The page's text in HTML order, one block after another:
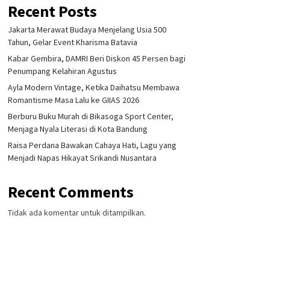
Recent Posts
Jakarta Merawat Budaya Menjelang Usia 500
Tahun, Gelar Event Kharisma Batavia
Kabar Gembira, DAMRI Beri Diskon 45 Persen bagi
Penumpang Kelahiran Agustus
Ayla Modern Vintage, Ketika Daihatsu Membawa
Romantisme Masa Lalu ke GIIAS 2026
Berburu Buku Murah di Bikasoga Sport Center,
Menjaga Nyala Literasi di Kota Bandung
Raisa Perdana Bawakan Cahaya Hati, Lagu yang
Menjadi Napas Hikayat Srikandi Nusantara
Recent Comments
Tidak ada komentar untuk ditampilkan.